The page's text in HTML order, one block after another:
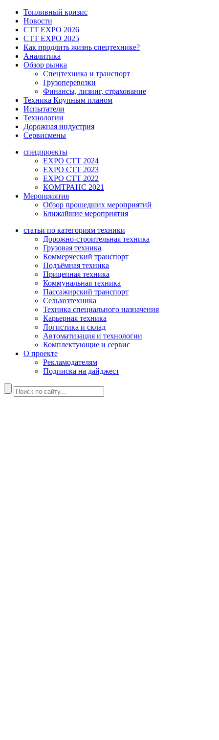
Топливный кризис
Новости
CTT EXPO 2026
CTT EXPO 2025
Как продлить жизнь спецтехнике?
Аналитика
Обзор рынка
Спецтехника и транспорт
Грузоперевозки
Финансы, лизинг, страхование
Техника Крупным планом
Испытатели
Технологии
Дорожная индустрия
Сервисмены
спецпроекты
EXPO CTT 2024
EXPO CTT 2023
EXPO CTT 2022
КОМТРАНС 2021
Мероприятия
Обзор прошедших мероприятий
Ближайшие мероприятия
статьи по категориям техники
Дорожно-строительная техника
Грузовая техника
Коммерческий транспорт
Подъёмная техника
Прицепная техника
Коммунальная техника
Пассажирский транспорт
Сельхозтехника
Техника специального назначения
Карьерная техника
Логистика и склад
Автоматизация и технологии
Комплектующие и сервис
О проекте
Рекламодателям
Подписка на дайджест